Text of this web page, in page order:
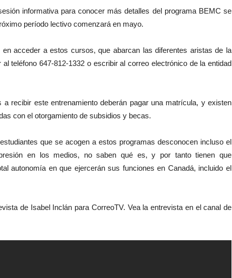
informativa para conocer más detalles del programa BEMC se
período lectivo comenzará en mayo.
acceder a estos cursos, que abarcan las diferentes aristas de la
teléfono 647-812-1332 o escribir al correo electrónico de la entidad
a recibir este entrenamiento deberán pagar una matrícula, y existen
con el otorgamiento de subsidios y becas.
que se acogen a estos programas desconocen incluso el
en los medios, no saben qué es, y por tanto tienen que
autonomía en que ejercerán sus funciones en Canadá, incluido el
de Isabel Inclán para CorreoTV. Vea la entrevista en el canal de